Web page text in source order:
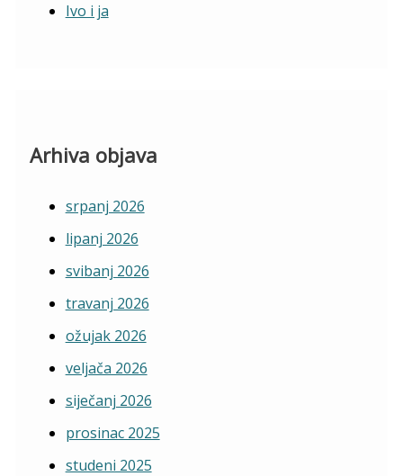
Ivo i ja
Arhiva objava
srpanj 2026
lipanj 2026
svibanj 2026
travanj 2026
ožujak 2026
veljača 2026
siječanj 2026
prosinac 2025
studeni 2025